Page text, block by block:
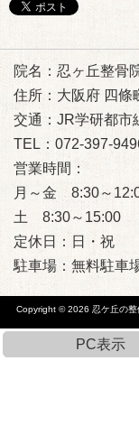
院名：忍ヶ丘整骨
住所：大阪府 四條
交通：JR学研都市
TEL：072-397-
営業時間：
月～金 8:30～
土 8:30～15:00
定休日：日・祝
駐車場：無料駐車
Copyright © 2026 忍ケ丘の整
PC表示